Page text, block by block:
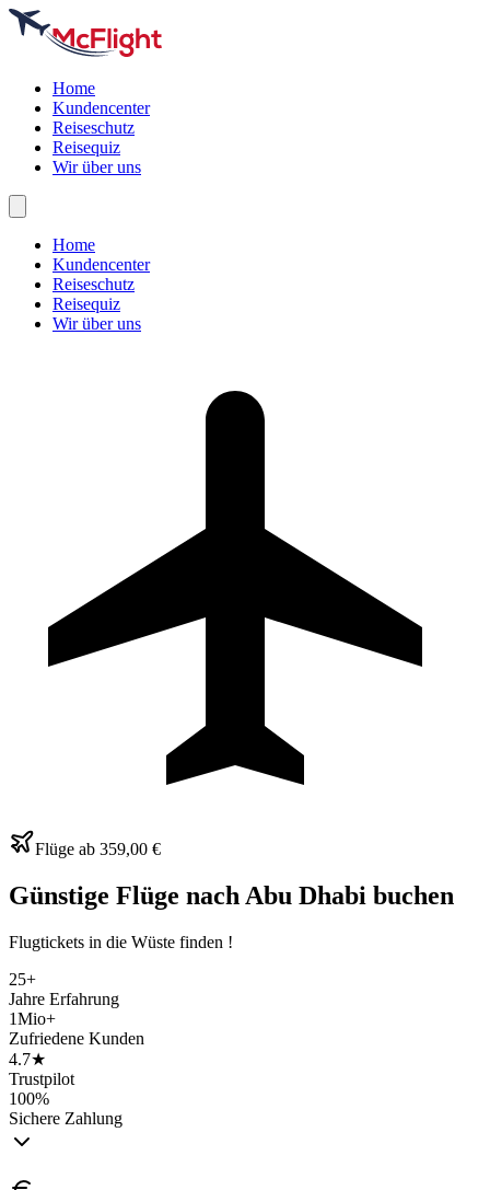
Home
Kundencenter
Reiseschutz
Reisequiz
Wir über uns
Home
Kundencenter
Reiseschutz
Reisequiz
Wir über uns
Flüge ab 359,00 €
Günstige Flüge nach Abu Dhabi buchen
Flugtickets in die Wüste finden !
25+
Jahre Erfahrung
1Mio+
Zufriedene Kunden
4.7★
Trustpilot
100%
Sichere Zahlung